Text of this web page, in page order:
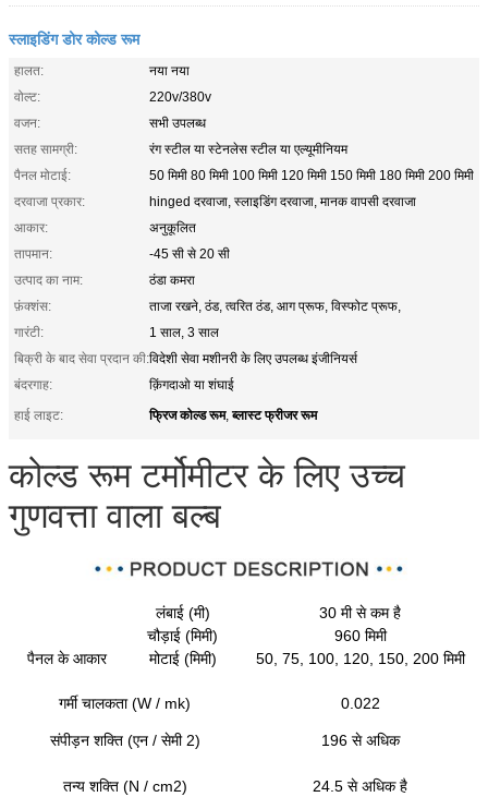
स्लाइडिंग डोर कोल्ड रूम
हालत:
नया नया
वोल्ट:
220v/380v
वजन:
सभी उपलब्ध
सतह सामग्री:
रंग स्टील या स्टेनलेस स्टील या एल्यूमीनियम
पैनल मोटाई:
50 मिमी 80 मिमी 100 मिमी 120 मिमी 150 मिमी 180 मिमी 200 मिमी
दरवाजा प्रकार:
hinged दरवाजा, स्लाइडिंग दरवाजा, मानक वापसी दरवाजा
आकार:
अनुकूलित
तापमान:
-45 सी से 20 सी
उत्पाद का नाम:
ठंडा कमरा
फ़ंक्शंस:
ताजा रखने, ठंड, त्वरित ठंड, आग प्रूफ, विस्फोट प्रूफ,
गारंटी:
1 साल, 3 साल
बिक्री के बाद सेवा प्रदान की:विदेशी सेवा मशीनरी के लिए उपलब्ध इंजीनियर्स
बंदरगाह:
क़िंगदाओ या शंघाई
हाई लाइट:
फ्रिज कोल्ड रूम,ब्लास्ट फ्रीजर रूम
कोल्ड रूम टर्मोमीटर के लिए उच्च
गुणवत्ता वाला बल्ब
पैनल के आकार
लंबाई (मी)
30 मी से कम है
चौड़ाई (मिमी)
960 मिमी
मोटाई (मिमी)
50, 75, 100, 120, 150, 200 मिमी
गर्मी चालकता (W / mk) 0.022
संपीड़न शक्ति (एन / सेमी 2) 196 से अधिक
तन्य शक्ति (N / cm2) 24.5 से अधिक है